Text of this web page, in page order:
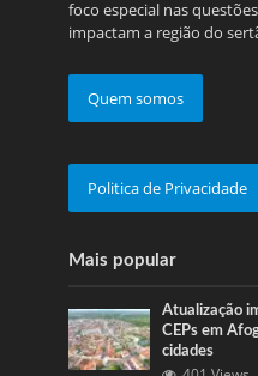
foco especial nas
impactam a região do
Quem somos
Politica de Privacidade
Mais popular
Atualização
CEPs em
cidades